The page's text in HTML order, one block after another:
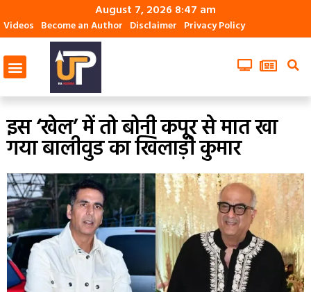
August 7, 2026 8:47 am
Videos Become an Author Disclaimer Privacy Policy
इस ‘खेल’ में तो बोनी कपूर से मात खा
गया बालीवुड का खिलाड़ी कुमार